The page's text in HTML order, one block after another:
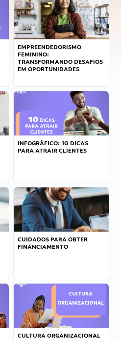
EMPREENDEDORISMO
FEMININO:
TRANSFORMANDO DESAFIOS
EM OPORTUNIDADES
INFOGRÁFICO: 10 DICAS
PARA ATRAIR CLIENTES
CUIDADOS PARA OBTER
FINANCIAMENTO
CULTURA ORGANIZACIONAL